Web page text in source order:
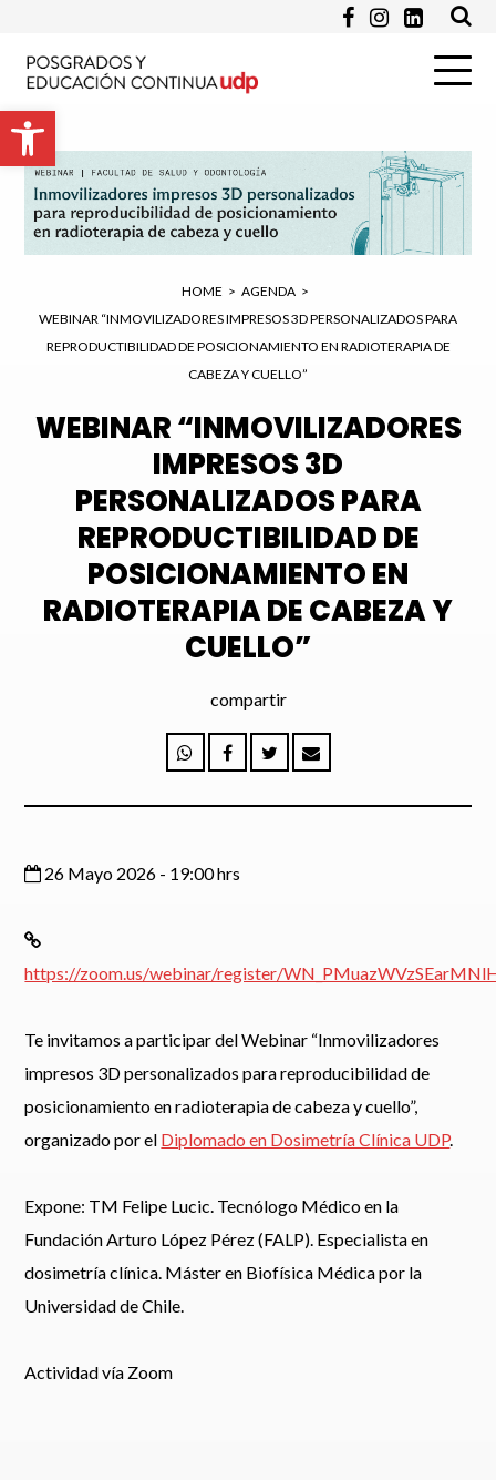
Abrir barra de herramientas
Apellido *
Email *
Pregunta
Enviar
HOME > AGENDA >
WEBINAR “INMOVILIZADORES IMPRESOS 3D PERSONALIZADOS PARA
REPRODUCTIBILIDAD DE POSICIONAMIENTO EN RADIOTERAPIA DE
CABEZA Y CUELLO”
WEBINAR “INMOVILIZADORES
IMPRESOS 3D
PERSONALIZADOS PARA
REPRODUCTIBILIDAD DE
POSICIONAMIENTO EN
RADIOTERAPIA DE CABEZA Y
CUELLO”
compartir
26 Mayo 2026 - 19:00 hrs
https://zoom.us/webinar/register/
Te invitamos a participar del Webinar “Inmovilizadores
impresos 3D personalizados para reproducibilidad de
posicionamiento en radioterapia de cabeza y cuello”,
organizado por el Diplomado en Dosimetría Clínica UDP.
Expone: TM Felipe Lucic. Tecnólogo Médico en la
Fundación Arturo López Pérez (FALP). Especialista en
dosimetría clínica. Máster en Biofísica Médica por la
Universidad de Chile.
Actividad vía Zoom